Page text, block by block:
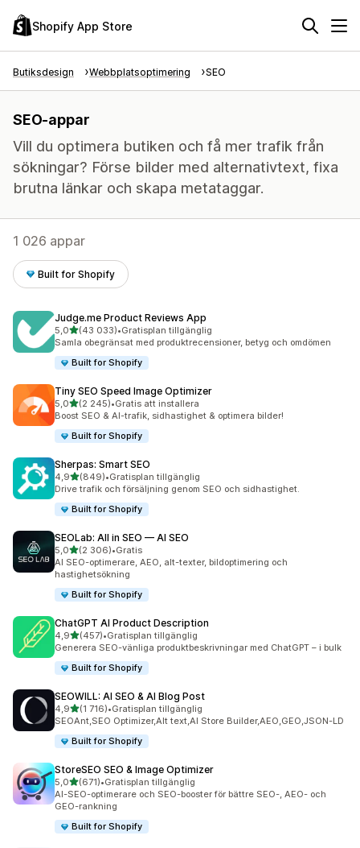
Shopify App Store
Butiksdesign Webbplatsoptimering SEO
SEO-appar
Vill du optimera butiken och få mer trafik från
sökningar? Förse bilder med alternativtext, fixa
brutna länkar och skapa metataggar.
1 026 appar
Built for Shopify
Judge.me Product Reviews App
5,0av 5 stjärnor
(43 033)
43033 recensioner totalt
•Gratisplan tillgänglig
Samla obegränsat med produktrecensioner, betyg och omdömen
Built for Shopify
Tiny SEO Speed Image Optimizer
5,0av 5 stjärnor
(2 245)
2245 recensioner totalt
•Gratis att installera
Boost SEO & AI-trafik, sidhastighet & optimera bilder!
Built for Shopify
Sherpas: Smart SEO
4,9av 5 stjärnor
(849)
849 recensioner totalt
•Gratisplan tillgänglig
Drive trafik och försäljning genom SEO och sidhastighet.
Built for Shopify
SEOLab: All in SEO — AI SEO
5,0av 5 stjärnor
(2 306)
2306 recensioner totalt
•Gratis
AI SEO-optimerare, AEO, alt-texter, bildoptimering och
hastighetsökning
Built for Shopify
ChatGPT AI Product Description
4,9av 5 stjärnor
(457)
457 recensioner totalt
•Gratisplan tillgänglig
Generera SEO-vänliga produktbeskrivningar med ChatGPT – i bulk
Built for Shopify
SEOWILL: AI SEO & AI Blog Post
4,9av 5 stjärnor
(1 716)
1716 recensioner totalt
•Gratisplan tillgänglig
SEOAnt,SEO Optimizer,Alt text,AI Store Builder,AEO,GEO,JSON-LD
Built for Shopify
StoreSEO SEO & Image Optimizer
5,0av 5 stjärnor
(671)
671 recensioner totalt
•Gratisplan tillgänglig
AI-SEO-optimerare och SEO-booster för bättre SEO-, AEO- och
GEO-rankning
Built for Shopify